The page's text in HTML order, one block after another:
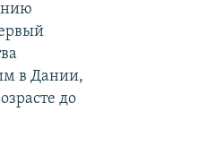
в Дании,
до